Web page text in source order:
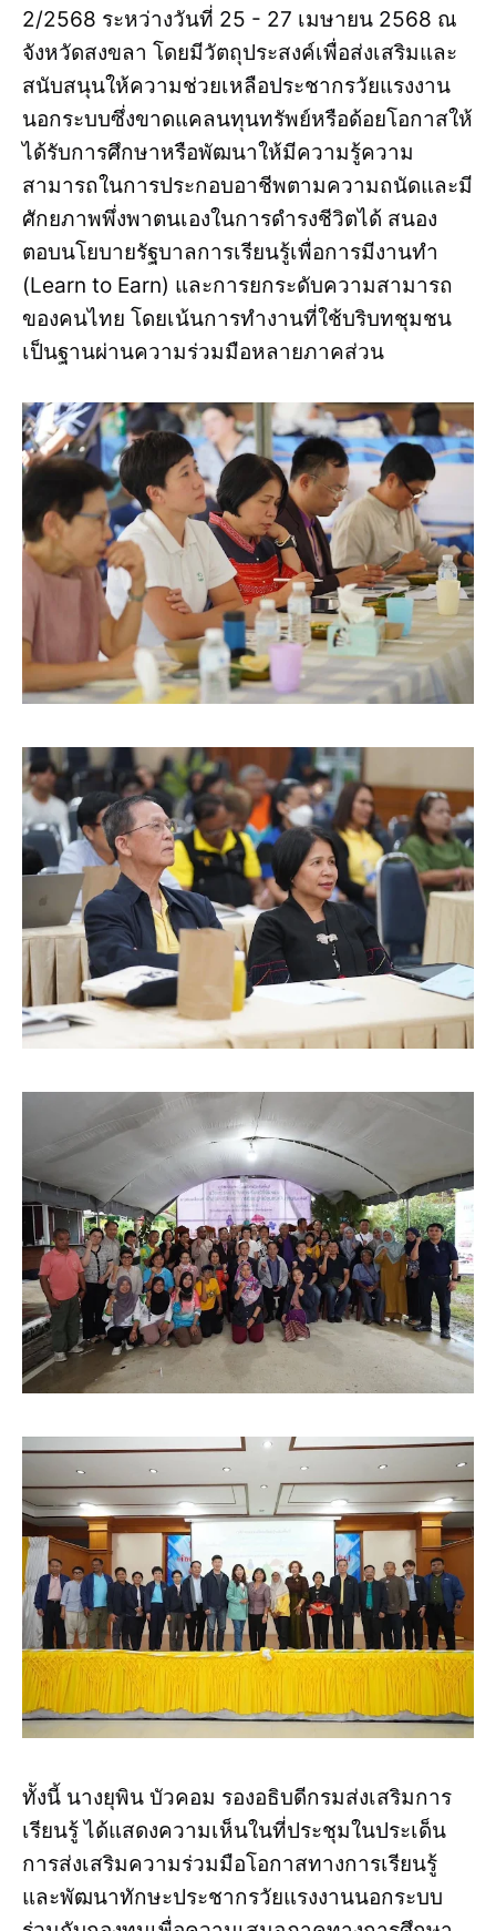
2/2568 ระหว่างวันที่ 25 - 27 เมษายน 2568 ณ
จังหวัดสงขลา โดยมีวัตถุประสงค์เพื่อส่งเสริมและ
สนับสนุนให้ความช่วยเหลือประชากรวัยแรงงาน
นอกระบบซึ่งขาดแคลนทุนทรัพย์หรือด้อยโอกาสให้
ได้รับการศึกษาหรือพัฒนาให้มีความรู้ความ
สามารถในการประกอบอาชีพตามความถนัดและมี
ศักยภาพพึ่งพาตนเองในการดำรงชีวิตได้ สนอง
ตอบนโยบายรัฐบาลการเรียนรู้เพื่อการมีงานทำ
(Learn to Earn) และการยกระดับความสามารถ
ของคนไทย โดยเน้นการทำงานที่ใช้บริบทชุมชน
เป็นฐานผ่านความร่วมมือหลายภาคส่วน
ทัังนี้ นางยุพิน บัวคอม รองอธิบดีกรมส่งเสริมการ
เรียนรู้ ได้แสดงความเห็นในที่ประชุมในประเด็น
การส่งเสริมความร่วมมือโอกาสทางการเรียนรู้
และพัฒนาทักษะประชากรวัยแรงงานนอกระบบ